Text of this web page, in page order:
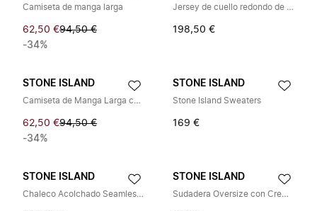
Camiseta de manga larga
62,50 €94,50 €
-34%
Jersey de cuello redondo de lana
198,50 €
STONE ISLAND
Camiseta de Manga Larga con Logo de Brújula Aplicado
62,50 €94,50 €
-34%
STONE ISLAND
Stone Island Sweaters
169 €
STONE ISLAND
Chaleco Acolchado Seamless Tunnel
STONE ISLAND
Sudadera Oversize con Cremallera Completa